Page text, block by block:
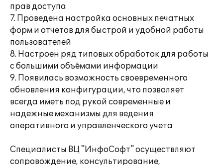
прав доступа
7. Проведена настройка основных печатных
форм и отчетов для быстрой и удобной работы
пользователей
8. Настроен ряд типовых обработок для работы
с большими объёмами информации
9. Появилась возможность своевременного
обновления конфигурации, что позволяет
всегда иметь под рукой современные и
надежные механизмы для ведения
оперативного и управленческого учета
Специалисты ВЦ "ИнфоСофт" осуществляют
сопровождение, консультирование,